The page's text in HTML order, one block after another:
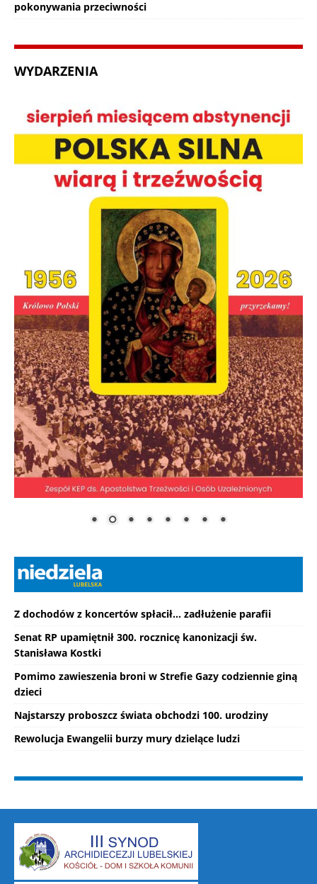
pokonywania przeciwności
WYDARZENIA
Z dochodów z koncertów spłacił... zadłużenie parafii
Senat RP upamiętnił 300. rocznicę kanonizacji św.
Stanisława Kostki
Pomimo zawieszenia broni w Strefie Gazy codziennie giną
dzieci
Najstarszy proboszcz świata obchodzi 100. urodziny
Rewolucja Ewangelii burzy mury dzielące ludzi